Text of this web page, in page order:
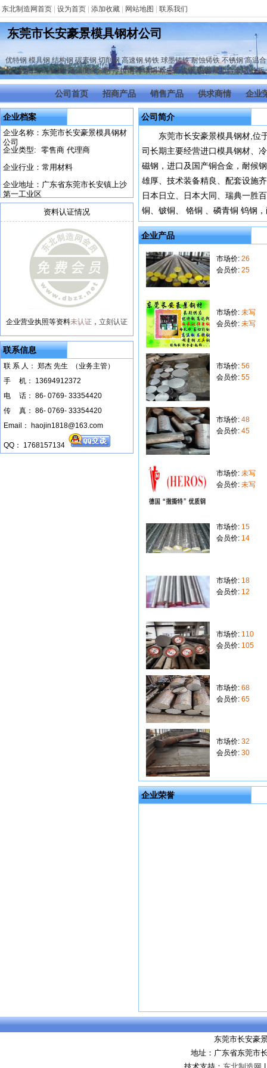
东北制造网首页 设为首页 添加收藏 网站地图 联系我们
东莞市长安豪景模具钢材公司
优特钢 模具钢,结构钢 碳素钢,切削钢 高速钢,铸铁 球墨铸铁 耐蚀铸铁,不锈钢 高温
冷轧钢,耐磨钢 锰钢,高强度合金钢,冷拉钢 冷镦钢,粉末高速钢 钨钢,硬质合金钢,铁板
公司首页 招商产品 销售产品 供求商情 企业
企业档案
企业名称：东莞市长安豪景模具钢材
公司
企业类型: 零售商 代理商
企业行业：常用材料
企业地址：广东省东莞市长安镇上沙
第一工业区
资料认证情况
企业营业执照等资料未认证 ， 立刻认证
联系信息
联 系 人： 郑杰 先生 （业务主管）
手
机： 13694912372
电
话： 86- 0769- 33354420
传
真： 86- 0769- 33354420
Email： haojin1818@163.com
QQ： 1768157134
公司简介
东莞市长安豪景模具钢材,位
司长期主要经营进口模具钢材、
磁钢，进口及国产铜合金，耐候
雄厚、技术装备精良、配套设施
日本日立、日本大同、瑞典一胜
铜、铍铜、 铬铜 、磷青铜 钨钢
企业产品
市场价: 26
会员价: 25
市场价: 未写
会员价: 未写
市场价: 56
会员价: 55
市场价: 48
会员价: 45
市场价: 未写
会员价: 未写
市场价: 15
会员价: 14
市场价: 18
会员价: 12
市场价: 110
会员价: 105
市场价: 68
会员价: 65
市场价: 32
会员价: 30
企业荣誉
东莞市长安豪
地址：广东省东莞市